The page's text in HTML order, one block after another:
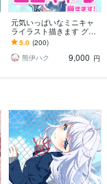
元気いっぱいなミニキャ
ライラスト描きます グッ
ズ/動画/スタンプ/などに
5.0 (200)
熊伊ハク
9,000 円